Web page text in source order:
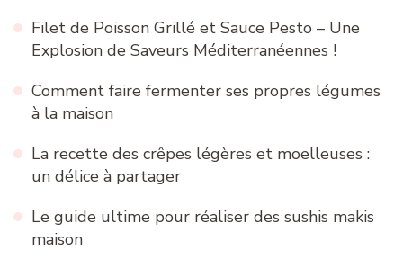
Filet de Poisson Grillé et Sauce Pesto – Une
Explosion de Saveurs Méditerranéennes !
Comment faire fermenter ses propres légumes
à la maison
La recette des crêpes légères et moelleuses :
un délice à partager
Le guide ultime pour réaliser des sushis makis
maison